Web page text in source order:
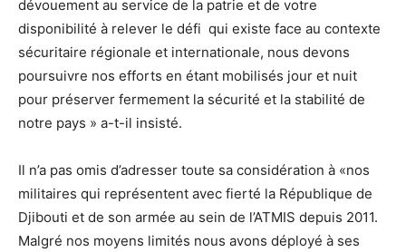
dévouement au service de la patrie et de votre
disponibilité à relever le défi qui existe face au contexte
sécuritaire régionale et internationale, nous devons
poursuivre nos efforts en étant mobilisés jour et nuit
pour préserver fermement la sécurité et la stabilité de
notre pays » a-t-il insisté.
Il n’a pas omis d’adresser toute sa considération à «nos
militaires qui représentent avec fierté la République de
Djibouti et de son armée au sein de l’ATMIS depuis 2011.
Malgré nos moyens limités nous avons déployé à ses